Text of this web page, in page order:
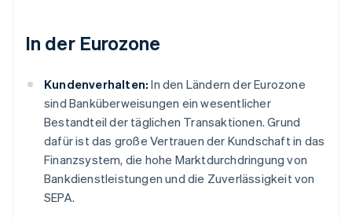
In der Eurozone
Kundenverhalten: In den Ländern der Eurozone
sind Banküberweisungen ein wesentlicher
Bestandteil der täglichen Transaktionen. Grund
dafür ist das große Vertrauen der Kundschaft in das
Finanzsystem, die hohe Marktdurchdringung von
Bankdienstleistungen und die Zuverlässigkeit von
SEPA.